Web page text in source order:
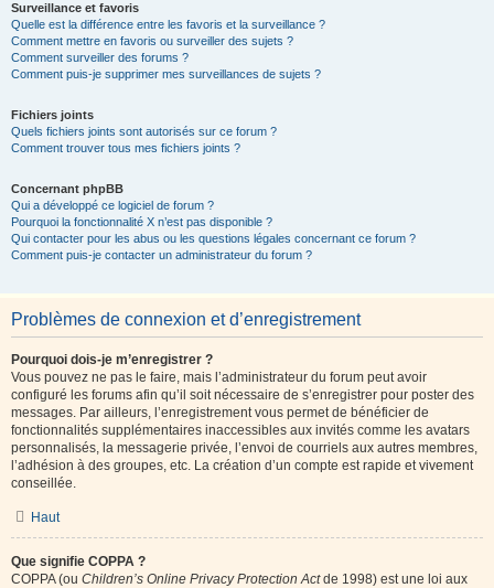
Surveillance et favoris
Quelle est la différence entre les favoris et la surveillance ?
Comment mettre en favoris ou surveiller des sujets ?
Comment surveiller des forums ?
Comment puis-je supprimer mes surveillances de sujets ?
Fichiers joints
Quels fichiers joints sont autorisés sur ce forum ?
Comment trouver tous mes fichiers joints ?
Concernant phpBB
Qui a développé ce logiciel de forum ?
Pourquoi la fonctionnalité X n’est pas disponible ?
Qui contacter pour les abus ou les questions légales concernant ce forum ?
Comment puis-je contacter un administrateur du forum ?
Problèmes de connexion et d’enregistrement
Pourquoi dois-je m’enregistrer ?
Vous pouvez ne pas le faire, mais l’administrateur du forum peut avoir
configuré les forums afin qu’il soit nécessaire de s’enregistrer pour poster des
messages. Par ailleurs, l’enregistrement vous permet de bénéficier de
fonctionnalités supplémentaires inaccessibles aux invités comme les avatars
personnalisés, la messagerie privée, l’envoi de courriels aux autres membres,
l’adhésion à des groupes, etc. La création d’un compte est rapide et vivement
conseillée.
Haut
Que signifie COPPA ?
COPPA (ou Children’s Online Privacy Protection Actde 1998) est une loi aux